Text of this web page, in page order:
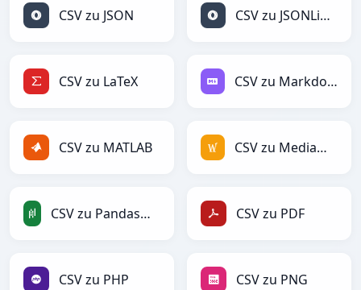
CSV zu JSON CSV zu JSONLines
CSV zu LaTeX CSV zu Markdown
CSV zu MATLAB CSV zu MediaWiki
CSV zu PandasDataFrame CSV zu PDF
CSV zu PHP CSV zu PNG